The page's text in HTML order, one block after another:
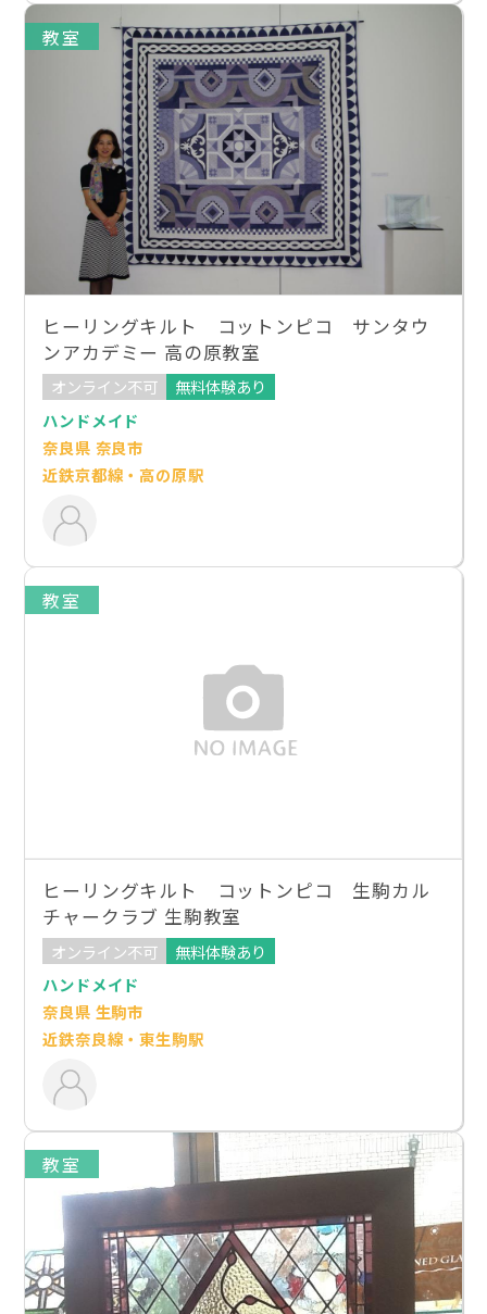
教室
ヒーリングキルト コットンピコ サンタウ
ンアカデミー 高の原教室
オンライン不可
無料体験あり
ハンドメイド
奈良県 奈良市
近鉄京都線・高の原駅
教室
ヒーリングキルト コットンピコ 生駒カル
チャークラブ 生駒教室
オンライン不可
無料体験あり
ハンドメイド
奈良県 生駒市
近鉄奈良線・東生駒駅
教室